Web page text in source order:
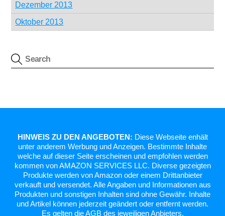
Dezember 2013
Oktober 2013
HINWEIS ZU DEN ANGEBOTEN: Diese Webseite enhält
unter anderem Werbung und Anzeigen. Bestimmte Inhalte
welche auf dieser Seite erscheinen und empfohlen werden
kommen von AMAZON SERVICES LLC. Diverse gezeigten
Produkte werden von Amazon oder einem Drittanbieter
verkauft und versendet. Alle Angaben und Informationen aus
Produkten und sonstigen Inhalten sind ohne Gewähr. Inhalte
und Artikel können jederzeit geändert oder entfernt werden.
Es gelten die AGB des jeweiligen Anbieters.